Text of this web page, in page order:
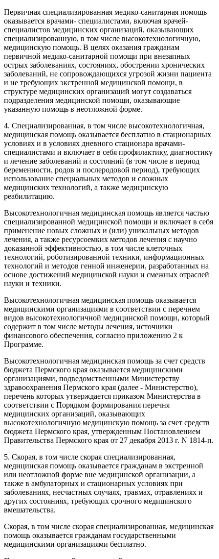
Первичная специализированная медико-санитарная помощь
оказывается врачами- специалистами, включая врачей-
специалистов медицинских организаций, оказывающих
специализированную, в том числе высокотехнологичную,
медицинскую помощь. В целях оказания гражданам
первичной медико-санитарной помощи при внезапных
острых заболеваниях, состояниях, обострении хронических
заболеваний, не сопровождающихся угрозой жизни пациента
и не требующих экстренной медицинской помощи, в
структуре медицинских организаций могут создаваться
подразделения медицинской помощи, оказывающие
указанную помощь в неотложной форме.
4. Специализированная, в том числе высокотехнологичная,
медицинская помощь оказывается бесплатно в стационарных
условиях и в условиях дневного стационара врачами-
специалистами и включает в себя профилактику, диагностику
и лечение заболеваний и состояний (в том числе в период
беременности, родов и послеродовой период), требующих
использование специальных методов и сложных
медицинских технологий, а также медицинскую
реабилитацию.
Высокотехнологичная медицинская помощь является частью
специализированной медицинской помощи и включает в себя
применение новых сложных и (или) уникальных методов
лечения, а также ресурсоемких методов лечения с научно
доказанной эффективностью, в том числе клеточных
технологий, роботизированной техники, информационных
технологий и методов генной инженерии, разработанных на
основе достижений медицинской науки и смежных отраслей
науки и техники.
Высокотехнологичная медицинская помощь оказывается
медицинскими организациями в соответствии с перечнем
видов высокотехнологичной медицинской помощи, который
содержит в том числе методы лечения, источники
финансового обеспечения, согласно приложению 2 к
Программе.
Высокотехнологичная медицинская помощь за счет средств
бюджета Пермского края оказывается медицинскими
организациями, подведомственными Министерству
здравоохранения Пермского края (далее - Министерство),
перечень которых утверждается приказом Министерства в
соответствии с Порядком формирования перечня
медицинских организаций, оказывающих
высокотехнологичную медицинскую помощь за счет средств
бюджета Пермского края, утвержденным Постановлением
Правительства Пермского края от 27 декабря 2013 г. N 1814-п.
5. Скорая, в том числе скорая специализированная,
медицинская помощь оказывается гражданам в экстренной
или неотложной форме вне медицинской организации, а
также в амбулаторных и стационарных условиях при
заболеваниях, несчастных случаях, травмах, отравлениях и
других состояниях, требующих срочного медицинского
вмешательства.
Скорая, в том числе скорая специализированная, медицинская
помощь оказывается гражданам государственными
медицинскими организациями бесплатно.